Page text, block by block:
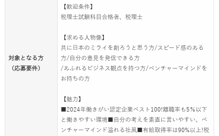
対象となる方
（応募要件）
【歓迎条件】
税理士試験科目合格者、税理士
【求める人物像】
共に日本のミライを創ろうと思う方/スピード感のある
方/自分の意見を発信できる方
/あふれるビジネス観点を持つ方/ベンチャーマインドを
お持ちの方
【魅力】
■2024年働きがい認定企業ベスト100!離職率も5％以下
と働きやすい環境■自分の考えを素直に言いやすい、ベ
ンチャーマインド溢れる社風■有給取得率は90%以上!税